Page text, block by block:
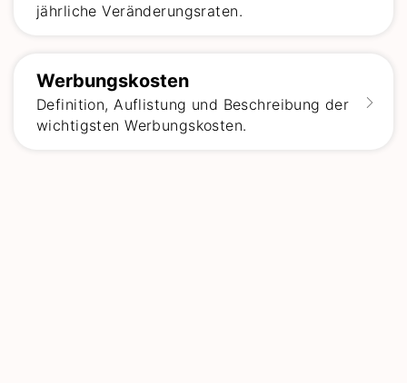
jährliche Veränderungsraten.
Werbungskosten
Definition, Auflistung und Beschreibung der
wichtigsten Werbungskosten.